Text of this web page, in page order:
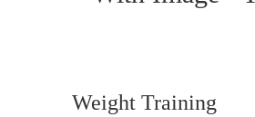
Weight Training